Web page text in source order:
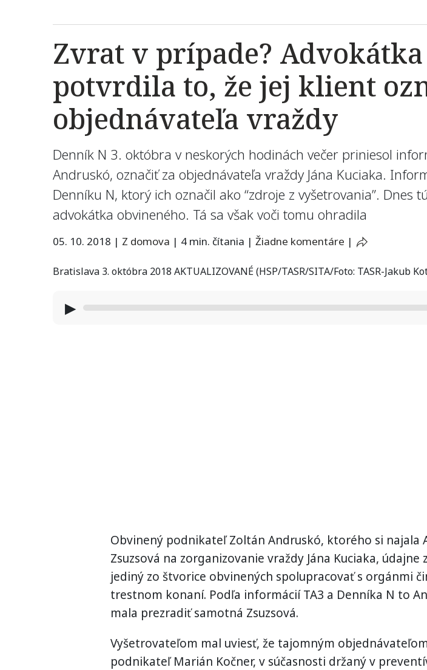
Zvrat v prípade?
potvrdila to, že jej klient
objednávateľa vraždy
Denník N 3. októbra v neskorých hodinách večer priniesol
Andruskó, označiť za objednávateľa vraždy Jána Kuciaka.
Denníku N, ktorý ich označil ako “zdroje z vyšetrovania”.
advokátka obvineného. Tá sa však voči tomu ohradila
05. 10. 2018 | Z domova | 4 min. čítania | Žiadne komentáre |
Bratislava 3. októbra 2018 AKTUALIZOVANÉ (HSP/TASR/SITA/Foto: TASR-Jakub
▶
Obvinený podnikateľ Zoltán Andruskó, ktorého si najala
Zsuzsová na zorganizovanie vraždy Jána Kuciaka, údajne
jediný zo štvorice obvinených spolupracovať s orgánmi
trestnom konaní. Podľa informácií TA3 a Denníka N to
mala prezradiť samotná Zsuzsová.
Vyšetrovateľom mal uviesť, že tajomným
podnikateľ Marián Kočner, v súčasnosti držaný v